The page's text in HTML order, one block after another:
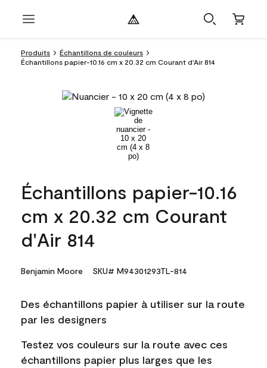
Produits
Échantillons de couleurs
Échantillons papier-10.16 cm x 20.32 cm Courant d'Air 814
Échantillons papier-10.16
cm x 20.32 cm Courant
d'Air 814
Benjamin Moore SKU# M94301293TL-814
Des échantillons papier à utiliser sur la route
par les designers
Testez vos couleurs sur la route avec ces
échantillons papier plus larges que les